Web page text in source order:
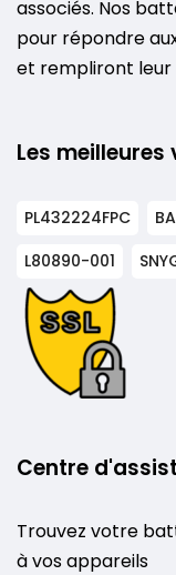
associés. Nos
pour répondre
et rempliront leur
Les
PL432224FPC
L80890-001
Centre
Trouvez votre
à vos appareils